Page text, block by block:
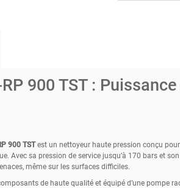
900 TST :
900 TSTest un nettoyeur haute pression conçu
Avec sa pression de service jusqu’à 170 bars et
même sur les surfaces difficiles.
de haute qualité et équipé d’une pompe